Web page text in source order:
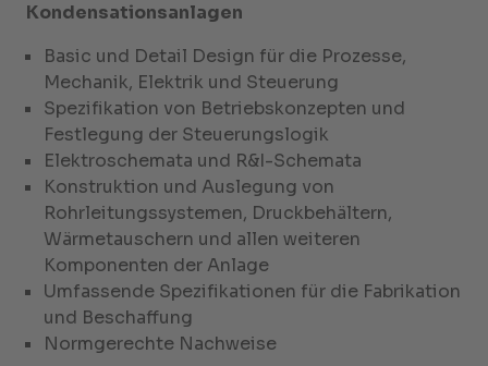
Kondensationsanlagen
Basic und Detail Design für die Prozesse,
Mechanik, Elektrik und Steuerung
Spezifikation von Betriebskonzepten und
Festlegung der Steuerungslogik
Elektroschemata und R&I-Schemata
Konstruktion und Auslegung von
Rohrleitungssystemen, Druckbehältern,
Wärmetauschern und allen weiteren
Komponenten der Anlage
Umfassende Spezifikationen für die Fabrikation
und Beschaffung
Normgerechte Nachweise